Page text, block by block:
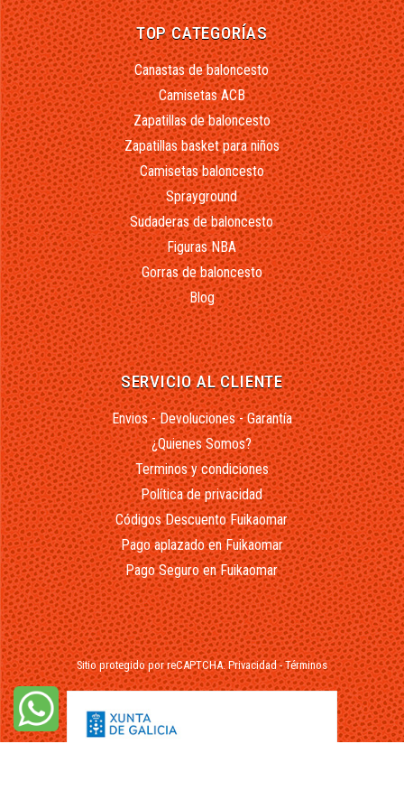
TOP CATEGORÍAS
Canastas de baloncesto
Camisetas ACB
Zapatillas de baloncesto
Zapatillas basket para niños
Camisetas baloncesto
Sprayground
Sudaderas de baloncesto
Figuras NBA
Gorras de baloncesto
Blog
SERVICIO AL CLIENTE
Envios - Devoluciones - Garantía
¿Quienes Somos?
Terminos y condiciones
Política de privacidad
Códigos Descuento Fuikaomar
Pago aplazado en Fuikaomar
Pago Seguro en Fuikaomar
Sitio protegido por reCAPTCHA.Privacidad-Términos